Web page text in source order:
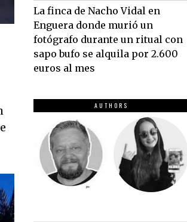
La finca de Nacho Vidal en
Enguera donde murió un
fotógrafo durante un ritual con
sapo bufo se alquila por 2.600
euros al mes
AUTHORS